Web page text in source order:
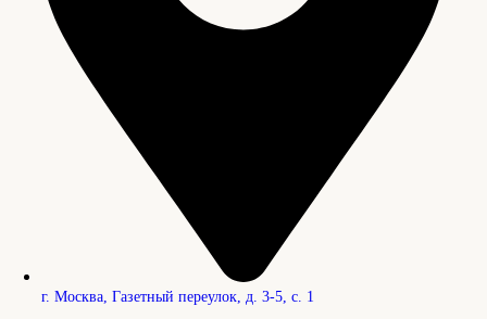
г. Москва, Газетный переулок, д. 3-5, с. 1